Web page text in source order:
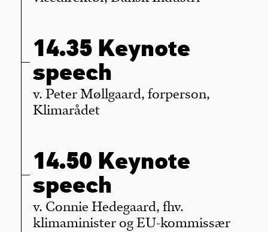
14.35 Keynote
speech
v. Peter Møllgaard, forperson,
Klimarådet
14.50 Keynote
speech
v. Connie Hedegaard, fhv.
klimaminister og EU-kommissær